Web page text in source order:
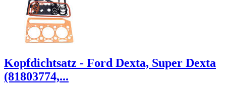
Kopfdichtsatz - Ford Dexta, Super Dexta
(81803774,...